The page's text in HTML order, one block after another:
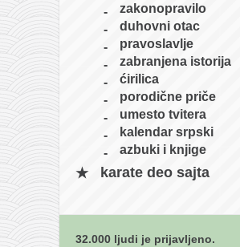
članarina
besplatna e-knjiga
termini treninga
moja priča
fotke
zakonopravilo
duhovni otac
pravoslavlje
zabranjena istorija
ćirilica
porodične priče
umesto tvitera
kalendar srpski
azbuki i knjige
karate deo sajta
32.000 ljudi je prijavljeno.